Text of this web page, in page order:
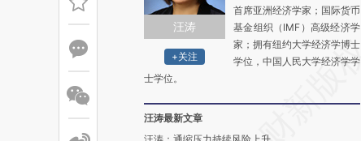
汪涛
+关注
首席亚洲经济学家；国际货币
基金组织（IMF）高级经济学
家；拥有纽约大学经济学博士
学位，中国人民大学经济学学
士学位。
汪涛最新文章